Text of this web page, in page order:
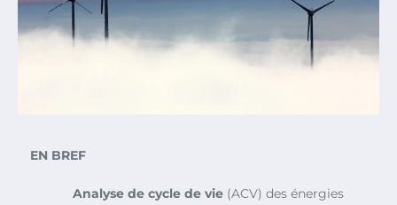
EN BREF
Analyse de cycle de vie (ACV) des énergies